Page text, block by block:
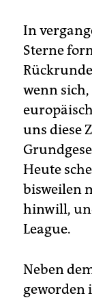
In
Sterne
wenn
uns diese
Heute
bisweilen
hinwill,
League.
Neben
geworden